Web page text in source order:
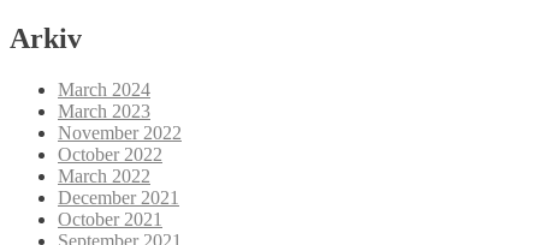
Arkiv
March 2024
March 2023
November 2022
October 2022
March 2022
December 2021
October 2021